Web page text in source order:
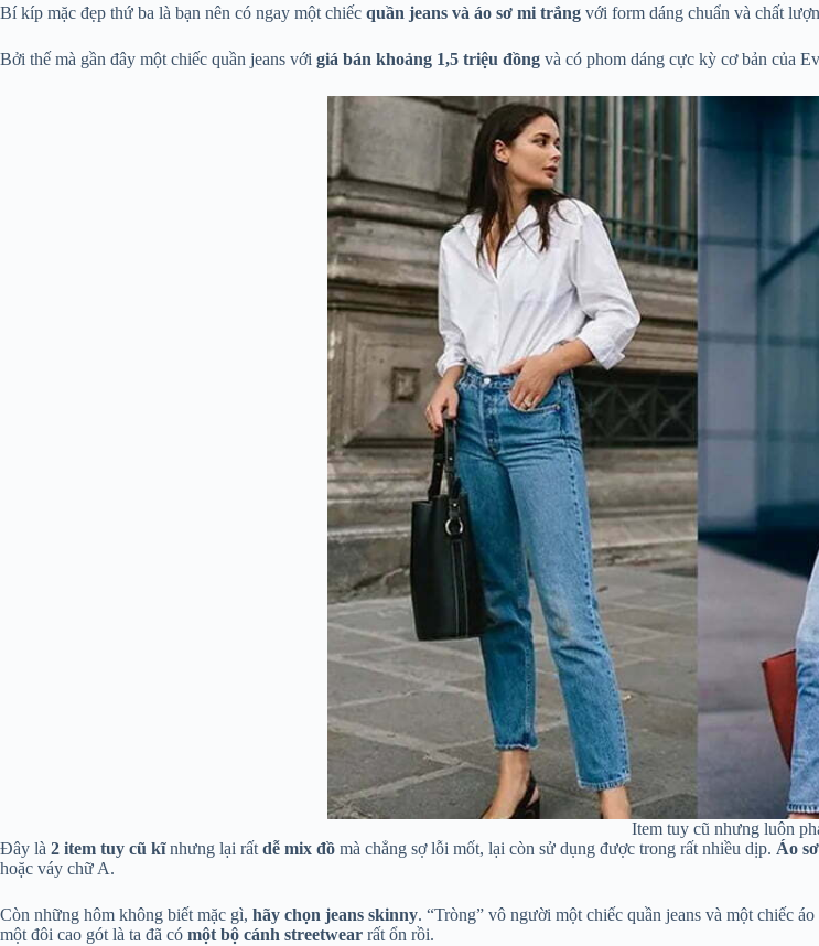
Bí kíp mặc đẹp thứ ba là bạn nên có ngay một chiếc quần jeans và áo sơ mi trắng với form dáng chuẩn và chất
Bởi thế mà gần đây một chiếc quần jeans với giá bán khoảng 1,5 triệu đồng và có phom dáng cực kỳ cơ bản của
Item tuy cũ nhưng luôn
Đây là 2 item tuy cũ kĩnhưng lại rất dễ mix đồ mà chẳng sợ lỗi mốt, lại còn sử dụng được trong rất nhiều dịp. Áo
hoặc váy chữ A.
Còn những hôm không biết mặc gì, hãy chọn jeans skinny. “Tròng” vô người một chiếc quần jeans và một chiếc
một đôi cao gót là ta đã có một bộ cánh streetwear rất ổn rồi.